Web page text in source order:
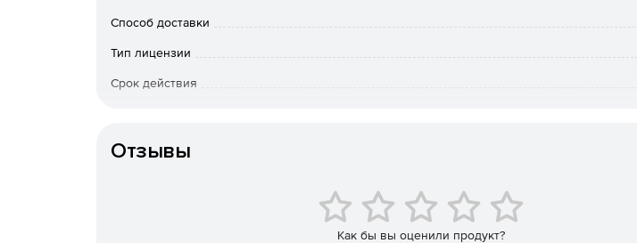
Способ доставки
Тип лицензии
Срок действия
Отзывы
Как бы вы оценили продукт?